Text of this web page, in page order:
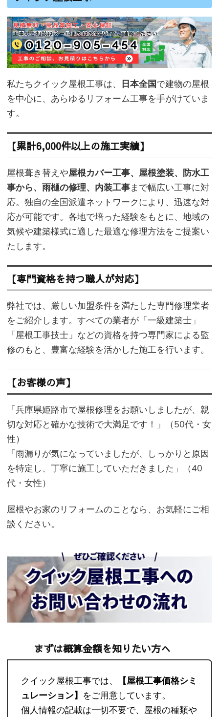
私たちクイック屋根工事は、 日本全国で建物の屋根
を中心に、あらゆるリフォーム工事を手がけていま
す。
【累計6,000件以上の施工実績】
屋根葺き替えや屋根カバー工事、屋根塗装、防水工
事から、雨樋の修理、内装工事まで幅広い工事に対
応。独自の全国派遣ネットワークにより、迅速な対
応が可能です。各地で培った経験をもとに、地域の
気候や建築様式に適した最適な修理方法をご提案い
たします。
【専門資格を持つ職人が対応】
弊社では、厳しい加盟条件を満たした専門修理業者
をご紹介します。すべての業者が「一級建築士」
「屋根工事技士」などの資格を持つ専門家による監
修のもと、豊富な経験を活かした施工を行います。
【お客様の声】
「兵庫県姫路市で屋根修理をお願いしましたが、親
切な対応と確かな技術で大満足です！」（50代・女
性）
「雨漏りが気になっていましたが、しっかりと原因
を特定し、丁寧に施工していただきました」（40
代・女性）
屋根やお家のリフォームのことなら、お気軽にご相
談ください。
まずは概算金額を知りたい方へ
クイック屋根工事では、
【屋根工事価格シミ
ュレーション】 をご用意しています。
個人情報の記載は一切不要で、屋根の種類や